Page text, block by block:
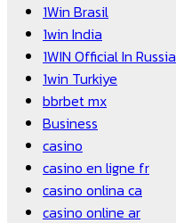
1Win Brasil
1win India
1WIN Official In Russia
1win Turkiye
bbrbet mx
Business
casino
casino en ligne fr
casino onlina ca
casino online ar